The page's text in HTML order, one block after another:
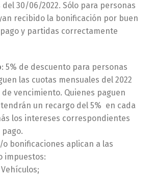
30/06/2022. Sólo para personas
recibido la bonificación por buen
y partidas correctamente
: 5% de descuento para personas
las cuotas mensuales del 2022
vencimiento. Quienes paguen
un recargo del 5% en cada
los intereses correspondientes
o bonificaciones aplican a las
impuestos: